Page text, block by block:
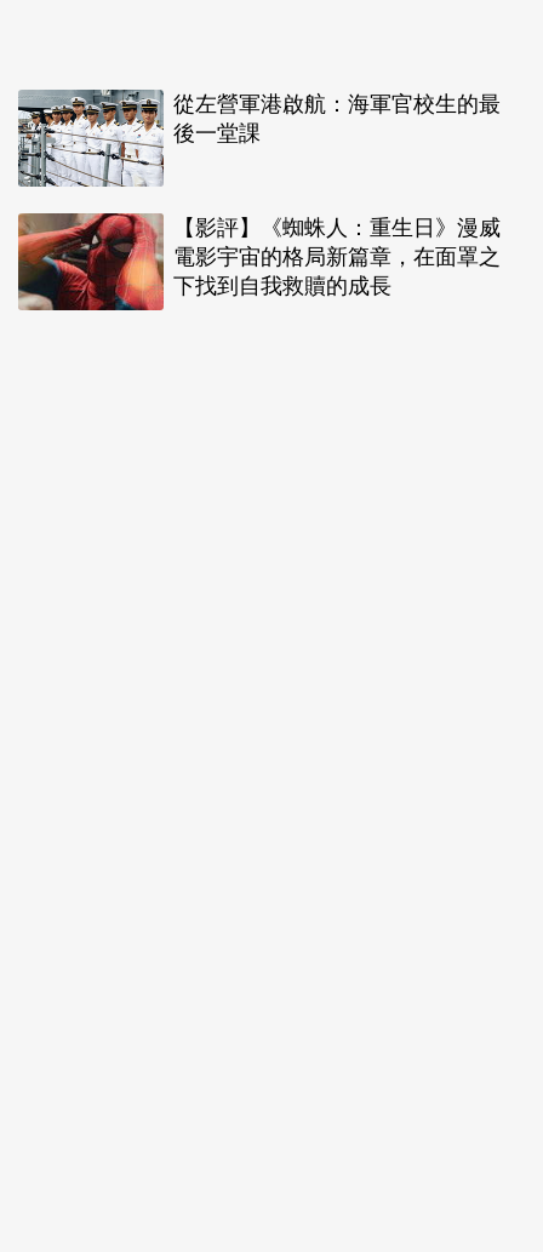
從左營軍港啟航：海軍官校生的最
後一堂課
【影評】《蜘蛛人：重生日》漫威
電影宇宙的格局新篇章，在面罩之
下找到自我救贖的成長